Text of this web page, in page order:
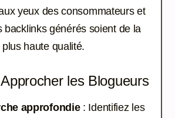
yeux des consommateurs et
backlinks générés soient de la
plus haute qualité.
les Blogueurs
approfondie: Identifiez les